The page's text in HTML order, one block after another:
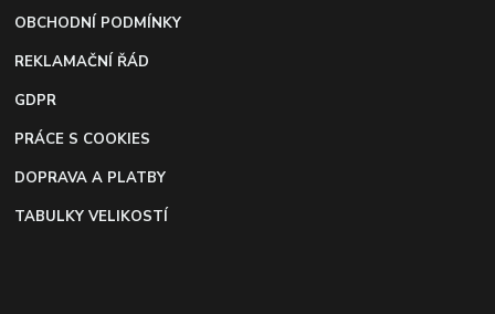
OBCHODNÍ PODMÍNKY
REKLAMAČNÍ ŘÁD
GDPR
PRÁCE S COOKIES
DOPRAVA A PLATBY
TABULKY VELIKOSTÍ